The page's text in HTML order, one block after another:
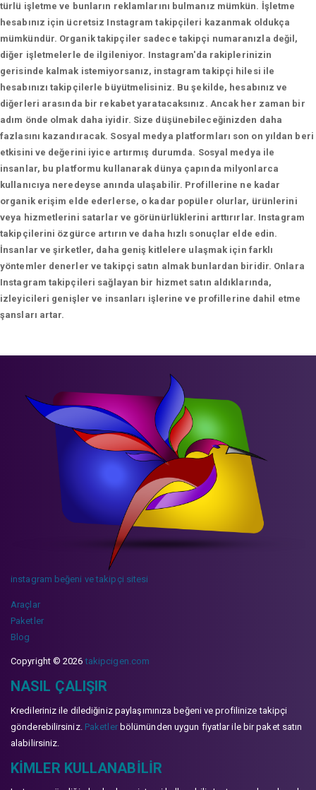
türlü işletme ve bunların reklamlarını bulmanız mümkün. İşletme
hesabınız için ücretsiz Instagram takipçileri kazanmak oldukça
mümkündür. Organik takipçiler sadece takipçi numaranızla değil,
diğer işletmelerle de ilgileniyor. Instagram'da rakiplerinizin
gerisinde kalmak istemiyorsanız, instagram takipçi hilesi ile
hesabınızı takipçilerle büyütmelisiniz. Bu şekilde, hesabınız ve
diğerleri arasında bir rekabet yaratacaksınız. Ancak her zaman bir
adım önde olmak daha iyidir. Size düşünebileceğinizden daha
fazlasını kazandıracak. Sosyal medya platformları son on yıldan beri
etkisini ve değerini iyice artırmış durumda. Sosyal medya ile
insanlar, bu platformu kullanarak dünya çapında milyonlarca
kullanıcıya neredeyse anında ulaşabilir. Profillerine ne kadar
organik erişim elde ederlerse, o kadar popüler olurlar, ürünlerini
veya hizmetlerini satarlar ve görünürlüklerini arttırırlar. Instagram
takipçilerini özgürce artırın ve daha hızlı sonuçlar elde edin.
İnsanlar ve şirketler, daha geniş kitlelere ulaşmak için farklı
yöntemler denerler ve takipçi satın almak bunlardan biridir. Onlara
Instagram takipçileri sağlayan bir hizmet satın aldıklarında,
izleyicileri genişler ve insanları işlerine ve profillerine dahil etme
şansları artar.
instagram beğeni ve takipçi sitesi
Araçlar
Paketler
Blog
Copyright © 2026takipcigen.com
NASIL ÇALIŞIR
Kredileriniz ile dilediğiniz paylaşımınıza beğeni ve profilinize takipçi
gönderebilirsiniz. Paketlerbölümünden uygun fiyatlar ile bir paket satın
alabilirsiniz.
KIMLER KULLANABILIR